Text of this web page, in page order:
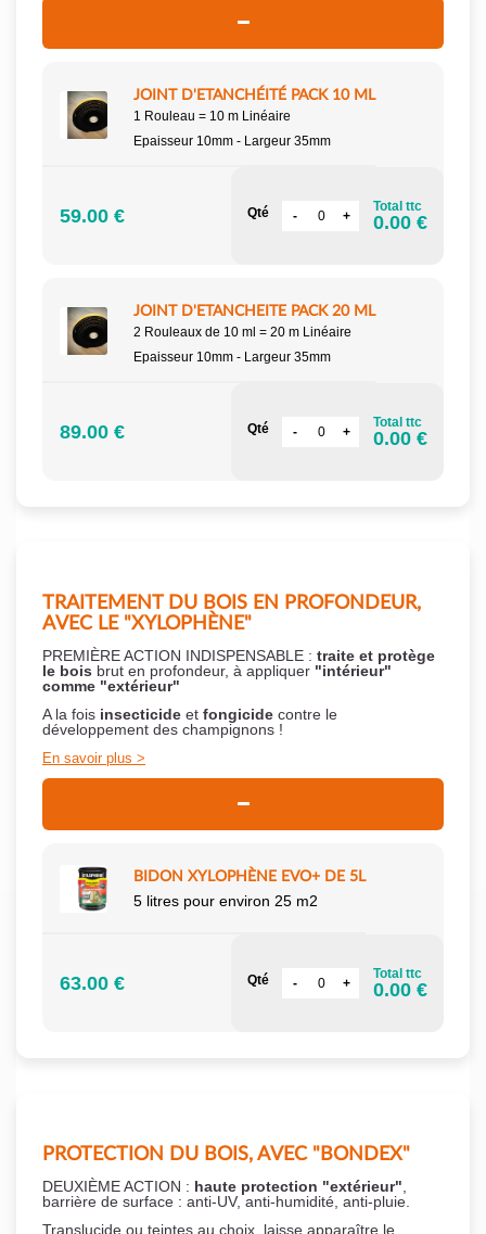
JOINT D'ETANCHÉITÉ PACK 10 ML
1 Rouleau = 10 m Linéaire
Epaisseur 10mm - Largeur 35mm
59.00 € Qté Total ttc
0.00 €
JOINT D'ETANCHEITE PACK 20 ML
2 Rouleaux de 10 ml = 20 m Linéaire
Epaisseur 10mm - Largeur 35mm
89.00 € Qté Total ttc
0.00 €
TRAITEMENT DU BOIS EN PROFONDEUR,
AVEC LE "XYLOPHÈNE"
PREMIÈRE ACTION INDISPENSABLE : traite et protège
le bois brut en profondeur, à appliquer "intérieur"
comme "extérieur"
A la fois insecticide et fongicide contre le
développement des champignons !
En savoir plus
BIDON XYLOPHÈNE EVO+ DE 5L
5 litres pour environ 25 m2
63.00 € Qté Total ttc
0.00 €
PROTECTION DU BOIS, AVEC "BONDEX"
DEUXIÈME ACTION : haute protection "extérieur"
barrière de surface : anti-UV, anti-humidité, anti-pluie.
Translucide ou teintes au choix, laisse apparaître le